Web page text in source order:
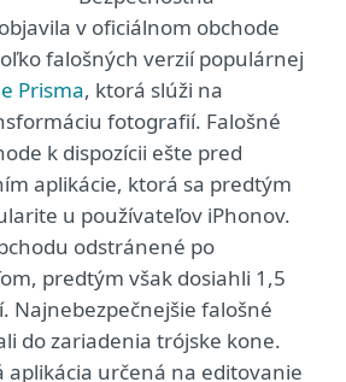
v oficiálnom obchode
falošných verzií populárnej
Prisma, ktorá slúži na
fotografií. Falošné
k dispozícii ešte pred
aplikácie, ktorá sa predtým
u používateľov iPhonov.
odstránené po
predtým však dosiahli 1,5
Najnebezpečnejšie falošné
do zariadenia trójske kone.
aplikácia určená na editovanie